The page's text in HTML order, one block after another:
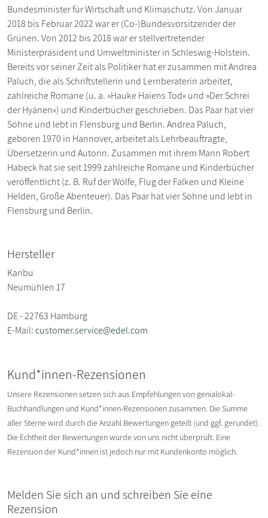
Bundesminister für Wirtschaft und Klimaschutz. Von Januar
2018 bis Februar 2022 war er (Co-)Bundesvorsitzender der
Grünen. Von 2012 bis 2018 war er stellvertretender
Ministerpräsident und Umweltminister in Schleswig-Holstein.
Bereits vor seiner Zeit als Politiker hat er zusammen mit Andrea
Paluch, die als Schriftstellerin und Lernberaterin arbeitet,
zahlreiche Romane (u. a. »Hauke Haiens Tod« und »Der Schrei
der Hyänen«) und Kinderbücher geschrieben. Das Paar hat vier
Söhne und lebt in Flensburg und Berlin. Andrea Paluch,
geboren 1970 in Hannover, arbeitet als Lehrbeauftragte,
Übersetzerin und Autorin. Zusammen mit ihrem Mann Robert
Habeck hat sie seit 1999 zahlreiche Romane und Kinderbücher
veröffentlicht (z. B. Ruf der Wölfe, Flug der Falken und Kleine
Helden, Große Abenteuer). Das Paar hat vier Söhne und lebt in
Flensburg und Berlin.
Hersteller
Karibu
Neumühlen 17
DE - 22763 Hamburg
E-Mail:customer.service@edel.com
Kund*innen-Rezensionen
Unsere Rezensionen setzen sich aus Empfehlungen von genialokal-
Buchhandlungen und Kund*innen-Rezensionen zusammen. Die Summe
aller Sterne wird durch die Anzahl Bewertungen geteilt (und ggf. gerundet).
Die Echtheit der Bewertungen wurde von uns nicht überprüft. Eine
Rezension der Kund*innen ist jedoch nur mit Kundenkonto möglich.
Melden Sie sich an und schreiben Sie eine
Rezension